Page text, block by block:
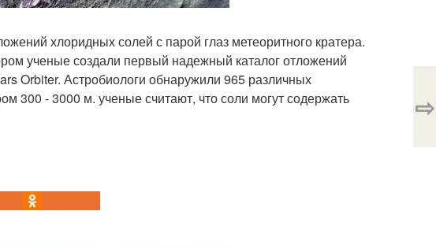
хлоридных солей с парой глаз метеоритного кратера.
ученые создали первый надежный каталог отложений
Orbiter. Астробиологи обнаружили 965 различных
300 - 3000 м. ученые считают, что соли могут содержать
⇨